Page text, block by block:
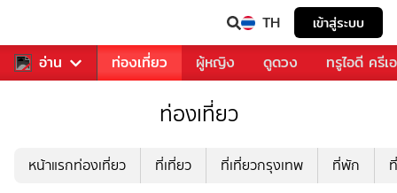
TH เข้าสู่ระบบ
อ่าน
ลง อาหาร ท่องเที่ยว ผู้หญิง ดูดวง ทรูไอดี ครีเ
ท่องเที่ยว
หน้าแรกท่องเที่ยว ที่เที่ยว ที่เที่ยวกรุงเทพ ที่พัก